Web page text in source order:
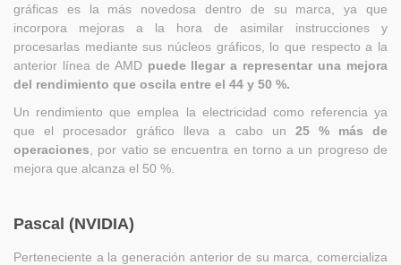
gráficas es la más novedosa dentro de su marca, ya que
incorpora mejoras a la hora de asimilar instrucciones y
procesarlas mediante sus núcleos gráficos, lo que respecto a la
anterior línea de AMDpuede llegar a representar una mejora
del rendimiento que oscila entre el 44 y 50 %.
Un rendimiento que emplea la electricidad como referencia ya
que el procesador gráfico lleva a cabo un 25 % más de
operaciones , por vatio se encuentra en torno a un progreso de
mejora que alcanza el 50 %.
Pascal (NVIDIA)
Perteneciente a la generación anterior de su marca, comercializa